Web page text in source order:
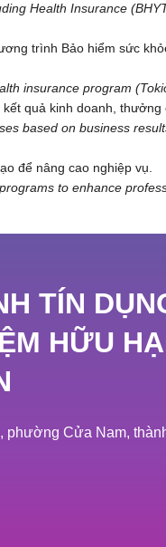
Health Insurance
trình Bảo hiểm sức
insurance program
quả kinh doanh, thưởng
based on business
để nâng cao nghiệp vụ.
to enhance
TÍN
HỮU
phường Cửa Nam,